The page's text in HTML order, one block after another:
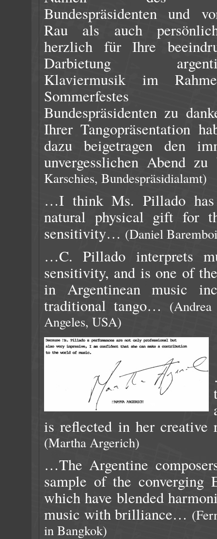
Bundespräsidenten und
Rau als auch
herzlich für Ihre
Darbietung
Klaviermusik im
Sommerfestes
Bundespräsidenten zu
Ihrer Tangopräsentation
dazu beigetragen den
unvergesslichen Abend
Karschies, Bundespräsidialamt)
…I think Ms. Pillado has
natural physical gift for
sensitivity… (Daniel
…C. Pillado interprets
sensitivity, and is one of
in Argentinean music
traditional tango…
Angeles, USA)
is reflected in her creative
(Martha Argerich)
…The Argentine
sample of the converging
which have blended
music with brilliance…
in Bangkok)